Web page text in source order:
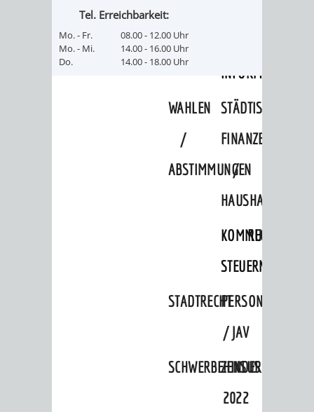
AMTLICHE
BEKANNTMACHUNGEN
WAHLEN
/
ABSTIMMUNGEN
STÄDTISCHE
FINANZEN
/
HAUSHALT
KOMMUNALE
STEUERN
STADTRECHTPERSONALRAT
/ JAV
ZENSUS
2022
Tel. Erreichbarkeit:
Mo. - Fr.
08.00 - 12.00 Uhr
Mo. - Mi.
14.00 - 16.00 Uhr
Do.
14.00 - 18.00 Uhr